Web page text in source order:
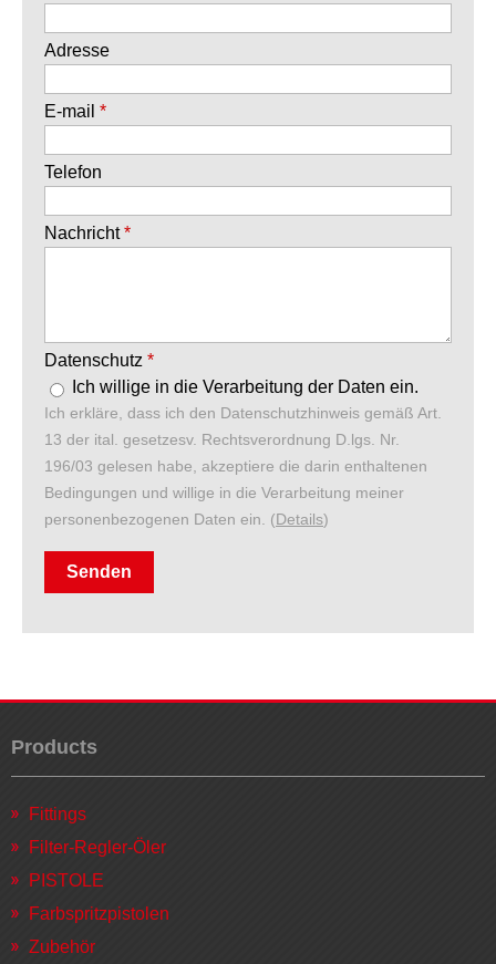
Adresse
E-mail *
Telefon
Nachricht*
Datenschutz *
Ich willige in die Verarbeitung der Daten ein.
Ich erkläre, dass ich den Datenschutzhinweis gemäß Art.
13 der ital. gesetzesv. Rechtsverordnung D.lgs. Nr.
196/03 gelesen habe, akzeptiere die darin enthaltenen
Bedingungen und willige in die Verarbeitung meiner
personenbezogenen Daten ein. ( Details)
Products
Fittings
Filter-Regler-Öler
PISTOLE
Farbspritzpistolen
Zubehör